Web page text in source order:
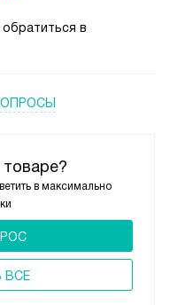
в максимально
ВСЕ
в